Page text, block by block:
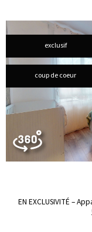
exclusif
coup de coeur
EN EXCLUSIVITÉ –